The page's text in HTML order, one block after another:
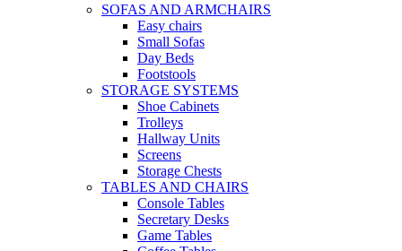
SOFAS AND ARMCHAIRS
Easy chairs
Small Sofas
Day Beds
Footstools
STORAGE SYSTEMS
Shoe Cabinets
Trolleys
Hallway Units
Screens
Storage Chests
TABLES AND CHAIRS
Console Tables
Secretary Desks
Game Tables